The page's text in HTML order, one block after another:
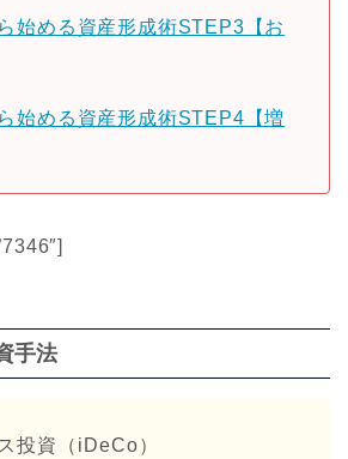
始める資産形成術STEP3【お
始める資産形成術STEP4【増
手法
投資（iDeCo）